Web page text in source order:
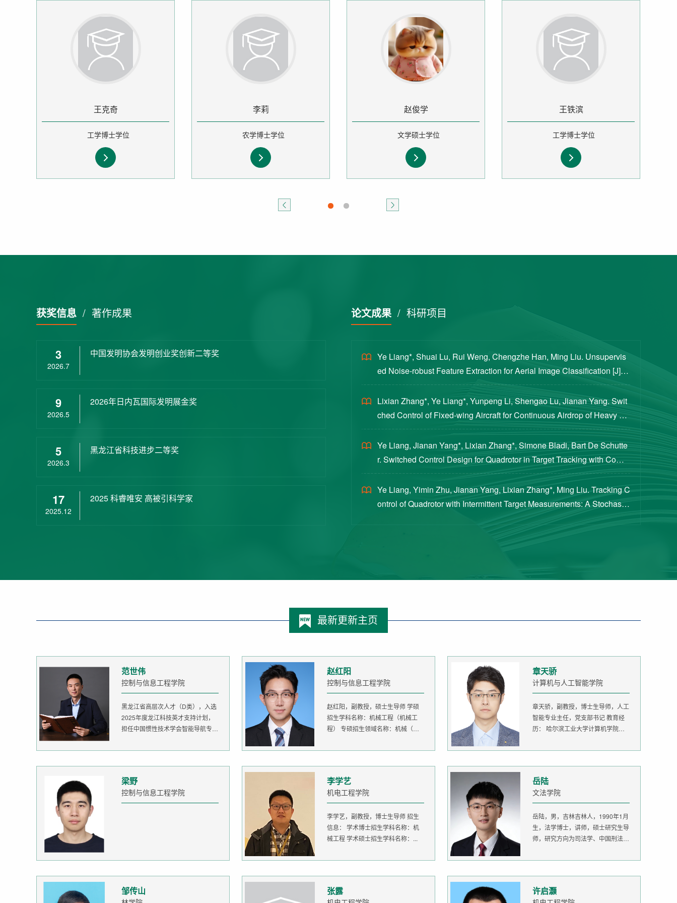
王克奇
工学博士学位
李莉
农学博士学位
赵俊学
文学硕士学位
王铁滨
工学博士学位
获奖信息 / 著作成果
3
2026.7
中国发明协会发明创业奖创新二等奖
9
2026.5
2026年日内瓦国际发明展金奖
5
2026.3
黑龙江省科技进步二等奖
17
2025.12
2025 科睿唯安 高被引科学家
论文成果/ 科研项目
Ye Liang*, Shuai Lu, Rui Weng, Chengzhe Han, Ming Liu. Unsupervis
ed Noise-robust Feature Extraction for Aerial Image Classification [J]. S
cience China Technological Sciences, 2020, 63(8): 1406-1415...
Lixian Zhang*, Ye Liang*, Yunpeng Li, Shengao Lu, Jianan Yang. Swit
ched Control of Fixed-wing Aircraft for Continuous Airdrop of Heavy Pa
yloads [J]. Journal of Guidance, Control, and Dynamics, 2023...
Ye Liang, Jianan Yang*, Lixian Zhang*, Simone Bladi, Bart De Schutte
r. Switched Control Design for Quadrotor in Target Tracking with Compl
ex Intermittent Measurements [J]. Journal of Guidance, Cont...
Ye Liang, Yimin Zhu, Jianan Yang, Lixian Zhang*, Ming Liu. Tracking C
ontrol of Quadrotor with Intermittent Target Measurements: A Stochastic
最新更新主页
范世伟
控制与信息工程学院
黑龙江省高层次人才（D类），入选
2025年度龙江科技英才支持计划，
担任中国惯性技术学会智能导航专委
赵红阳
控制与信息工程学院
赵红阳，副教授，硕士生导师 学硕
招生学科名称：机械工程（机械工
程） 专硕招生领域名称：机械（机
章天骄
计算机与人工智能学院
章天骄，副教授，博士生导师，人工
智能专业主任，党支部书记 教育经
历： 哈尔滨工业大学计算机学院
梁野
控制与信息工程学院
李学艺
机电工程学院
李学艺，副教授，博士生导师 招生
信息： 学术博士招生学科名称：机
械工程 学术硕士招生学科名称：...
岳陆
文法学院
岳陆，男，吉林吉林人，1990年1月
生，法学博士，讲师，硕士研究生导
师，研究方向为司法学、中国刑法
邹传山 张露 许启灏